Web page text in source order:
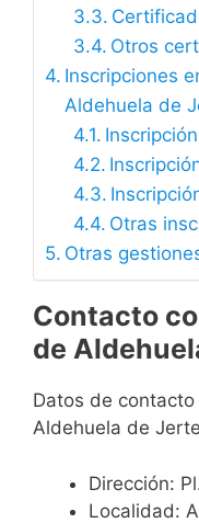
Otros
Inscripciones
Aldehuela de
Otras
Otras
Contacto
de
Datos de
Aldehuela de
Dirección:
Localidad: